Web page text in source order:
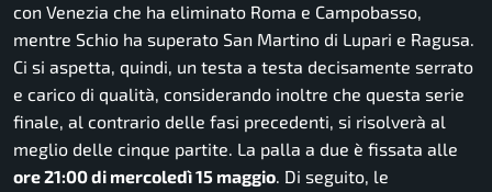
con Venezia che ha eliminato Roma e Campobasso,
mentre Schio ha superato San Martino di Lupari e Ragusa.
Ci si aspetta, quindi, un testa a testa decisamente serrato
e carico di qualità, considerando inoltre che questa serie
finale, al contrario delle fasi precedenti, si risolverà al
meglio delle cinque partite. La palla a due è fissata alle
ore 21:00 di mercoledì 15 maggio. Di seguito, le